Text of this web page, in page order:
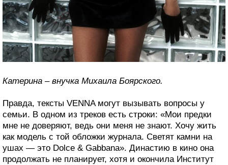
Катерина – внучка Михаила Боярского.
Правда, тексты VENNA могут вызывать вопросы у
семьи. В одном из треков есть строки: «Мои предки
мне не доверяют, ведь они меня не знают. Хочу жить
как модель с той обложки журнала. Светят камни на
ушах — это Dolce & Gabbana». Династию в кино она
продолжать не планирует, хотя и окончила Институт